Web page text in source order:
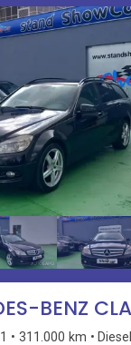
BENZ
311.000 km
Diesel